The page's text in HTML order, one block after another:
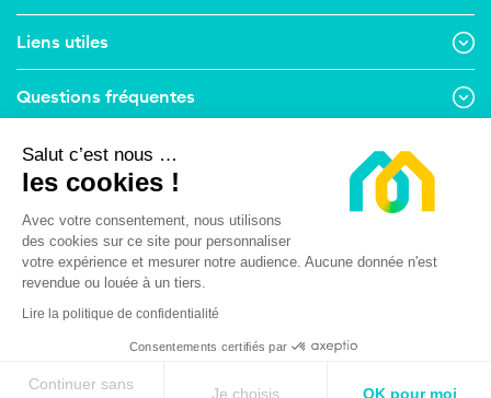
Liens utiles
Questions fréquentes
Contact
Menu Pied de page
Mentions légales
Conditions Générales d’Utilisation
Politique de respect de la vie privée
Salut c’est nous …
les cookies !
Avec votre consentement, nous utilisons
des cookies sur ce site pour personnaliser
votre expérience et mesurer notre audience. Aucune donnée n'est
revendue ou louée à un tiers.
Lire la politique de confidentialité
Consentements certifiés par
Continuer sans
Je choisis OK pour moi